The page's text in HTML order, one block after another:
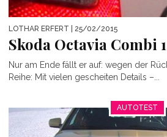
LOTHAR ERFERT | 25/02/2015
Skoda Octavia Combi
Nur am Ende fällt er auf: wegen der
Reihe: Mit vielen gescheiten Details –...
AUTOTEST